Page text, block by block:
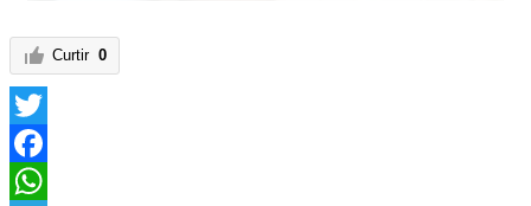
Curtir 0
Twitter
Facebook